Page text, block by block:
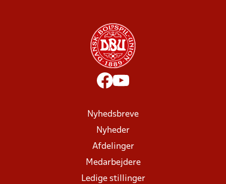
Nyhedsbreve
Nyheder
Afdelinger
Medarbejdere
Ledige stillinger